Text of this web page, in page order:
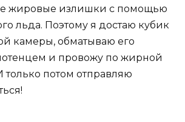
жировые излишки с помощью
льда. Поэтому я достаю кубик
камеры, обматываю его
и провожу по жирной
только потом отправляю